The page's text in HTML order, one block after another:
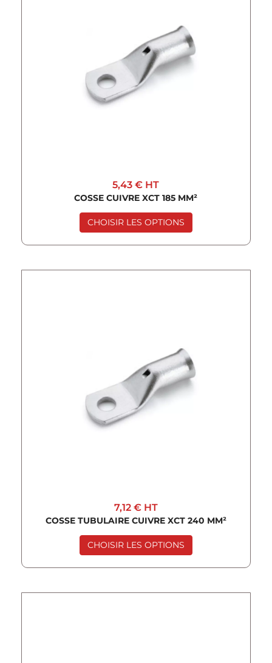
5,43 € HT
COSSE CUIVRE XCT 185 MM²
CHOISIR LES OPTIONS
7,12 € HT
COSSE TUBULAIRE CUIVRE XCT 240 MM²
CHOISIR LES OPTIONS